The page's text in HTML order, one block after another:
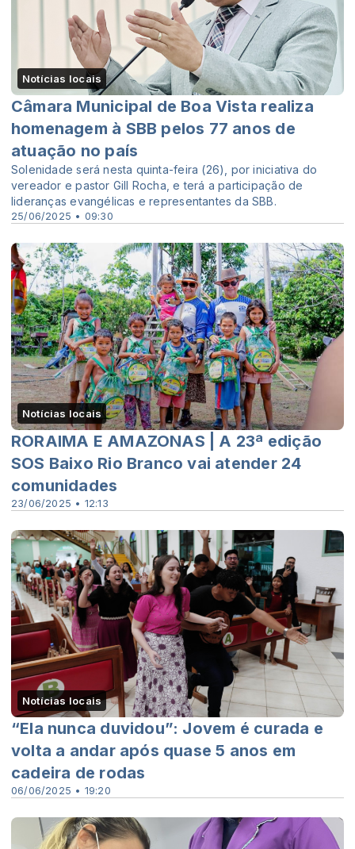
Notícias locais
25/06/2025 • 09:30
Câmara Municipal de Boa Vista realiza
homenagem à SBB pelos 77 anos de
atuação no país
Solenidade será nesta quinta-feira (26), por iniciativa do
vereador e pastor Gill Rocha, e terá a participação de
lideranças evangélicas e representantes da SBB.
Notícias locais
23/06/2025 • 12:13
RORAIMA E AMAZONAS | A 23ª edição
SOS Baixo Rio Branco vai atender 24
comunidades
Notícias locais
06/06/2025 • 19:20
“Ela nunca duvidou”: Jovem é curada e
volta a andar após quase 5 anos em
cadeira de rodas